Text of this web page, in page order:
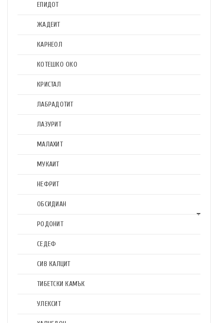
ЕПИДОТ
ЖАДЕИТ
КАРНЕОЛ
КОТЕШКО ОКО
КРИСТАЛ
ЛАБРАДОТИТ
ЛАЗУРИТ
МАЛАХИТ
МУКАИТ
НЕФРИТ
ОБСИДИАН
РОДОНИТ
СЕДЕФ
СИВ КАЛЦИТ
ТИБЕТСКИ КАМЪК
УЛЕКСИТ